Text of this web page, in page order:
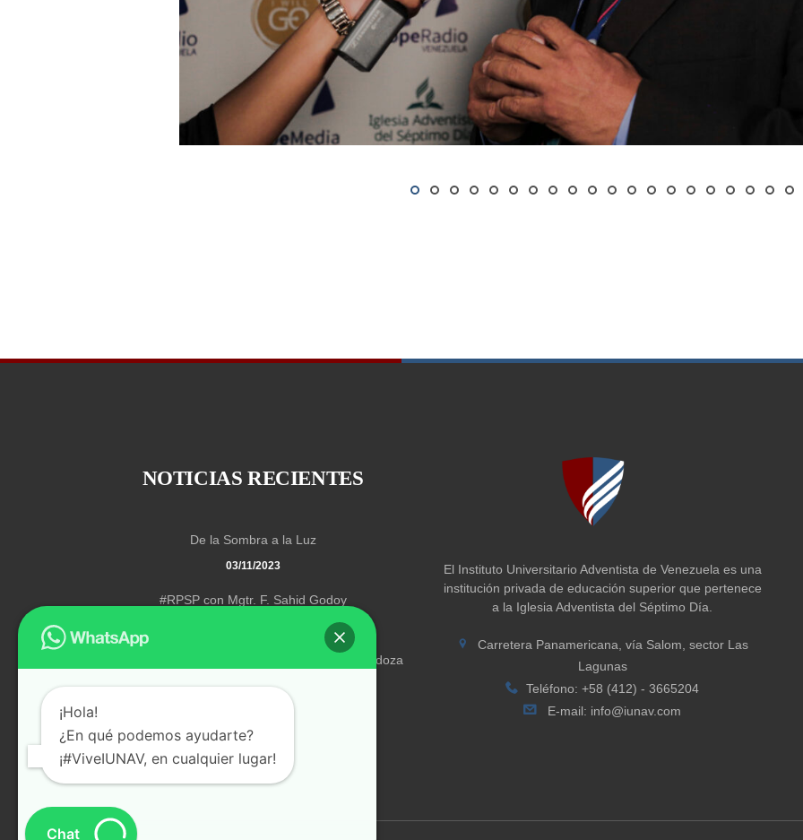
NOTICIAS RECIENTES
De la Sombra a la Luz
03/11/2023
#RPSP con Mgtr. F. Sahid Godoy
“Transformados en Cristo” con el Pr. Johan Mendoza
03/11/2023
El Instituto Universitario Adventista de Venezuela es una
institución privada de educación superior que pertenece
a la Iglesia Adventista del Séptimo Día.
Carretera Panamericana, vía Salom, sector Las
Lagunas
Teléfono: +58 (412) - 3665204
E-mail: info@iunav.com
¡Hola!
¿En qué podemos ayudarte?
¡#ViveIUNAV, en cualquier lugar!
Chat